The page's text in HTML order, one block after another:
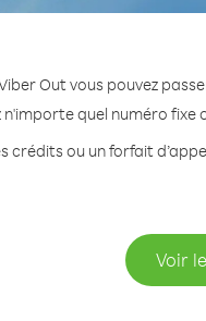
Out vous pouvez
n'importe quel numéro fixe
crédits ou un forfait
Voir